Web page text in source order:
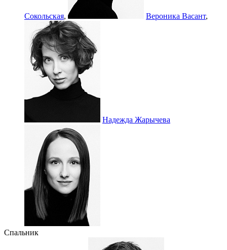
Сокольская, Вероника Васант,
Надежда Жарычева
Спальник